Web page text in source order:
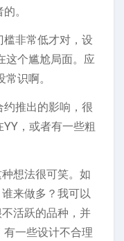
。
非常低才对，设
这个尴尬局面。应
识啊。
推出的影响，很
，或者有一些粗
想法很可笑。如
来做多？我可以
活跃的品种，并
一些设计不合理